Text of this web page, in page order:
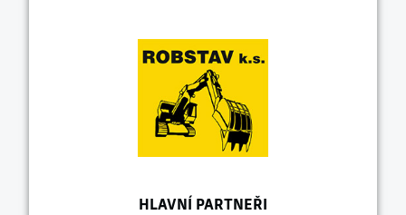
HLAVNÍ PARTNEŘI